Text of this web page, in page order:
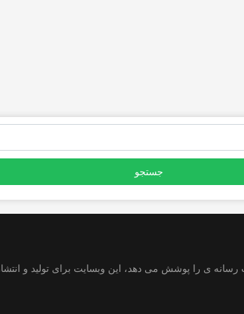
ی را پوشش می دهد، این وبسایت برای تولید و